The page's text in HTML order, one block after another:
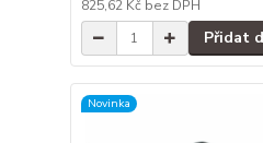
825,62 Kč bez DPH
Přidat
Novinka